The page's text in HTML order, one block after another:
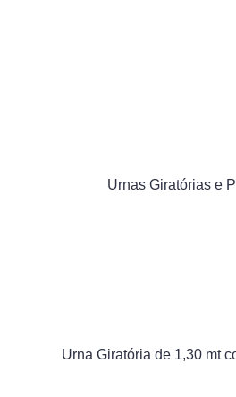
Urnas Giratórias e
Urna Giratória de 1,30 mt